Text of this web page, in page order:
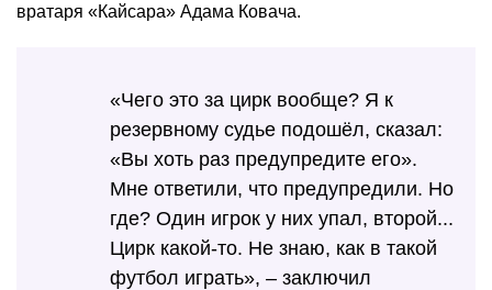
вратаря «Кайсара» Адама Ковача.
«Чего это за цирк вообще? Я к
резервному судье подошёл, сказал:
«Вы хоть раз предупредите его».
Мне ответили, что предупредили. Но
где? Один игрок у них упал, второй...
Цирк какой-то. Не знаю, как в такой
футбол играть», – заключил